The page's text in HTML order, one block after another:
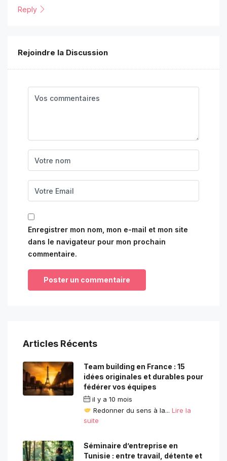
Reply
Rejoindre la Discussion
Enregistrer mon nom, mon e-mail et mon site
dans le navigateur pour mon prochain
commentaire.
Articles Récents
Team building en France : 15
idées originales et durables pour
fédérer vos équipes
il y a 10 mois
Redonner du sens à la... Lire la
suite
Séminaire d’entreprise en
Tunisie : entre travail, détente et